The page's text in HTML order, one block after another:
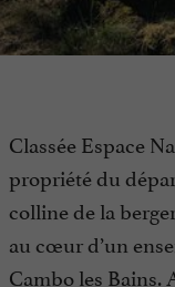
Classée Espace
propriété du
colline de la
au cœur d’un
Cambo les Bains.